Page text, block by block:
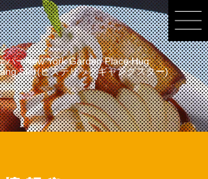
バーNew York Garden Place Hug
Star(ヒステリックギャングスター)